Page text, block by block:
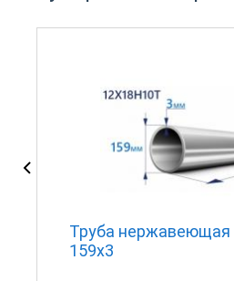
Труба нержавеющая
159х3